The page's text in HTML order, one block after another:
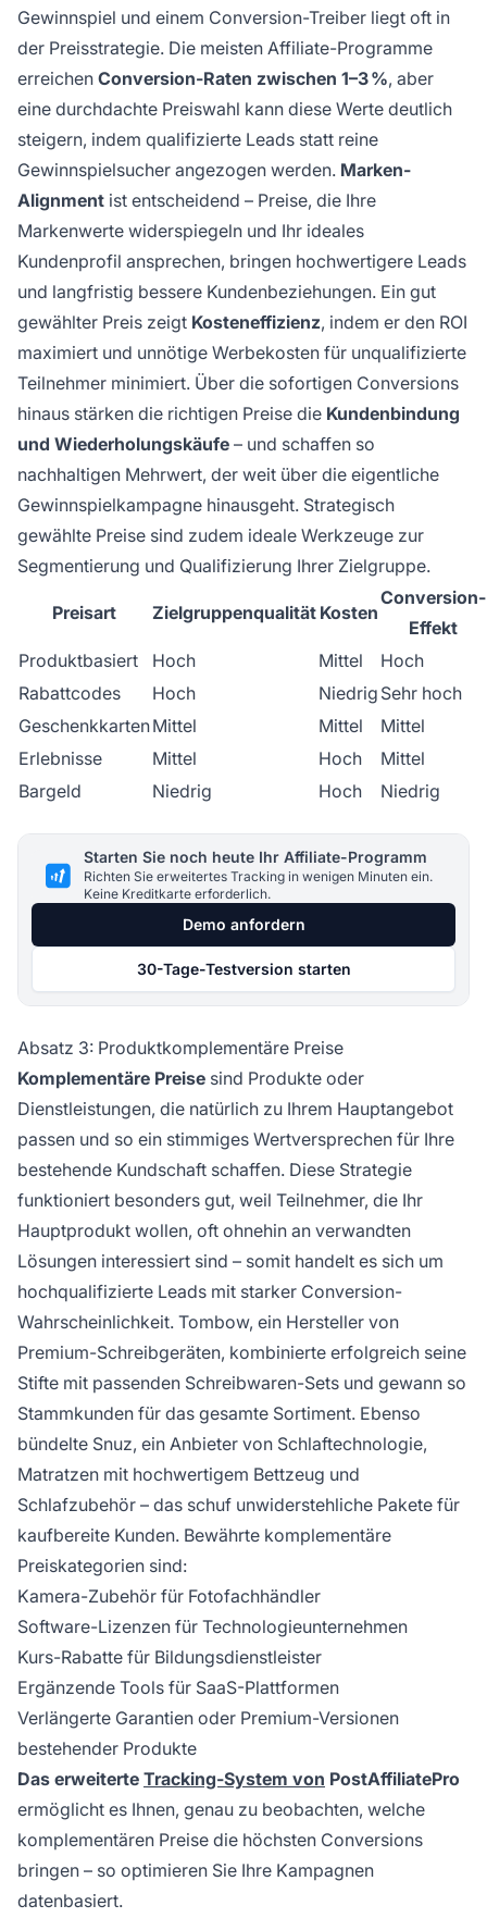
Gewinnspiel und einem Conversion-Treiber liegt oft in
der Preisstrategie. Die meisten Affiliate-Programme
erreichen Conversion-Raten zwischen 1–3 %, aber
eine durchdachte Preiswahl kann diese Werte deutlich
steigern, indem qualifizierte Leads statt reine
Gewinnspielsucher angezogen werden. Marken-
Alignment ist entscheidend – Preise, die Ihre
Markenwerte widerspiegeln und Ihr ideales
Kundenprofil ansprechen, bringen hochwertigere Leads
und langfristig bessere Kundenbeziehungen. Ein gut
gewählter Preis zeigt Kosteneffizienz, indem er den ROI
maximiert und unnötige Werbekosten für unqualifizierte
Teilnehmer minimiert. Über die sofortigen Conversions
hinaus stärken die richtigen Preise die Kundenbindung
und Wiederholungskäufe – und schaffen so
nachhaltigen Mehrwert, der weit über die eigentliche
Gewinnspielkampagne hinausgeht. Strategisch
gewählte Preise sind zudem ideale Werkzeuge zur
Segmentierung und Qualifizierung Ihrer Zielgruppe.
Preisart Zielgruppenqualität Kosten
Conversion-
Effekt
Produktbasiert
Hoch Mittel
Hoch
Rabattcodes
Hoch Niedrig Sehr hoch
GeschenkkartenMittel Mittel
Mittel
Erlebnisse
Mittel Hoch
Mittel
Bargeld
Niedrig Hoch Niedrig
Starten Sie noch heute Ihr Affiliate-Programm
Richten Sie erweitertes Tracking in wenigen Minuten ein.
Keine Kreditkarte erforderlich.
Demo anfordern
30-Tage-Testversion starten
Absatz 3: Produktkomplementäre Preise
Komplementäre Preise sind Produkte oder
Dienstleistungen, die natürlich zu Ihrem Hauptangebot
passen und so ein stimmiges Wertversprechen für Ihre
bestehende Kundschaft schaffen. Diese Strategie
funktioniert besonders gut, weil Teilnehmer, die Ihr
Hauptprodukt wollen, oft ohnehin an verwandten
Lösungen interessiert sind – somit handelt es sich um
hochqualifizierte Leads mit starker Conversion-
Wahrscheinlichkeit. Tombow, ein Hersteller von
Premium-Schreibgeräten, kombinierte erfolgreich seine
Stifte mit passenden Schreibwaren-Sets und gewann so
Stammkunden für das gesamte Sortiment. Ebenso
bündelte Snuz, ein Anbieter von Schlaftechnologie,
Matratzen mit hochwertigem Bettzeug und
Schlafzubehör – das schuf unwiderstehliche Pakete für
kaufbereite Kunden. Bewährte komplementäre
Preiskategorien sind:
Kamera-Zubehör für Fotofachhändler
Software-Lizenzen für Technologieunternehmen
Kurs-Rabatte für Bildungsdienstleister
Ergänzende Tools für SaaS-Plattformen
Verlängerte Garantien oder Premium-Versionen
bestehender Produkte
Das erweiterte Tracking-System von PostAffiliatePro
ermöglicht es Ihnen, genau zu beobachten, welche
komplementären Preise die höchsten Conversions
bringen – so optimieren Sie Ihre Kampagnen
datenbasiert.